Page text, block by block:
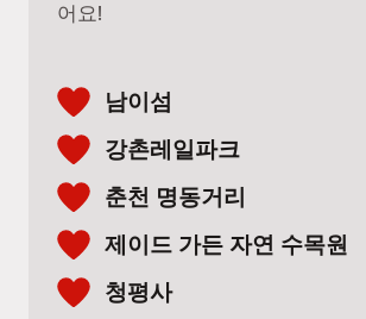
어요!
남이섬
강촌레일파크
춘천 명동거리
제이드 가든 자연 수목원
청평사